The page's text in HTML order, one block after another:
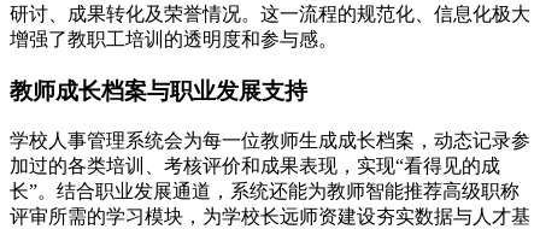
研讨、成果转化及荣誉情况。这一流程的规范化、信息化极大
增强了教职工培训的透明度和参与感。
教师成长档案与职业发展支持
学校人事管理系统会为每一位教师生成成长档案，动态记录参
加过的各类培训、考核评价和成果表现，实现“看得见的成
长”。结合职业发展通道，系统还能为教师智能推荐高级职称
评审所需的学习模块，为学校长远师资建设夯实数据与人才基